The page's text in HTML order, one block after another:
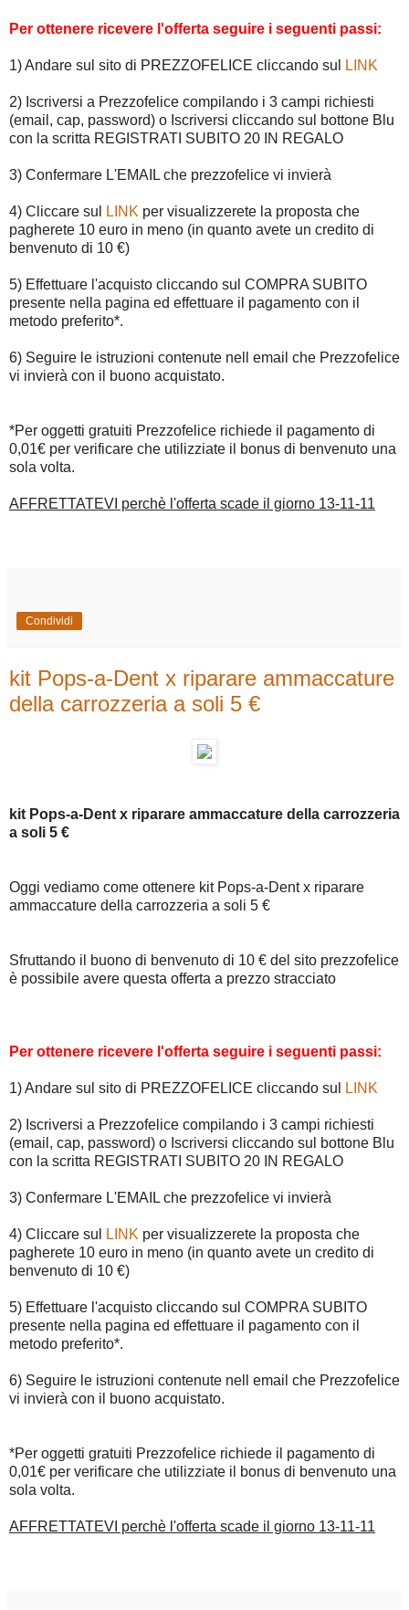
Per ottenere ricevere l'offerta seguire i seguenti passi:
1) Andare sul sito di PREZZOFELICE cliccando sul LINK
2) Iscriversi a Prezzofelice compilando i 3 campi richiesti
(email, cap, password) o Iscriversi cliccando sul bottone Blu
con la scritta REGISTRATI SUBITO 20 IN REGALO
3) Confermare L'EMAIL che prezzofelice vi invierà
4) Cliccare sul LINK per visualizzerete la proposta che
pagherete 10 euro in meno (in quanto avete un credito di
benvenuto di 10 €)
5) Effettuare l'acquisto cliccando sul COMPRA SUBITO
presente nella pagina ed effettuare il pagamento con il
metodo preferito*.
6) Seguire le istruzioni contenute nell email che Prezzofelice
vi invierà con il buono acquistato.
*Per oggetti gratuiti Prezzofelice richiede il pagamento di
0,01€ per verificare che utilizziate il bonus di benvenuto una
sola volta.
AFFRETTATEVI perchè l'offerta scade il giorno 13-11-11
Condividi
kit Pops-a-Dent x riparare ammaccature
della carrozzeria a soli 5 €
kit Pops-a-Dent x riparare ammaccature della carrozzeria
a soli 5 €
Oggi vediamo come ottenere kit Pops-a-Dent x riparare
ammaccature della carrozzeria a soli 5 €
Sfruttando il buono di benvenuto di 10 € del sito prezzofelice
è possibile avere questa offerta a prezzo stracciato
Per ottenere ricevere l'offerta seguire i seguenti passi:
1) Andare sul sito di PREZZOFELICE cliccando sul LINK
2) Iscriversi a Prezzofelice compilando i 3 campi richiesti
(email, cap, password) o Iscriversi cliccando sul bottone Blu
con la scritta REGISTRATI SUBITO 20 IN REGALO
3) Confermare L'EMAIL che prezzofelice vi invierà
4) Cliccare sul LINK per visualizzerete la proposta che
pagherete 10 euro in meno (in quanto avete un credito di
benvenuto di 10 €)
5) Effettuare l'acquisto cliccando sul COMPRA SUBITO
presente nella pagina ed effettuare il pagamento con il
metodo preferito*.
6) Seguire le istruzioni contenute nell email che Prezzofelice
vi invierà con il buono acquistato.
*Per oggetti gratuiti Prezzofelice richiede il pagamento di
0,01€ per verificare che utilizziate il bonus di benvenuto una
sola volta.
AFFRETTATEVI perchè l'offerta scade il giorno 13-11-11